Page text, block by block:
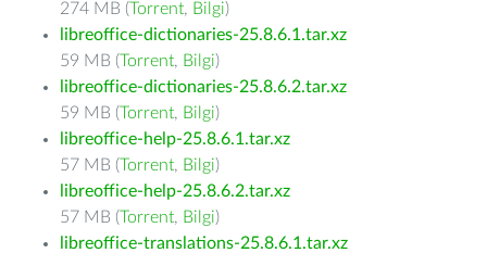
274 MB (Torrent, Bilgi)
libreoffice-dictionaries-25.8.6.1.tar.xz
59 MB (Torrent, Bilgi)
libreoffice-dictionaries-25.8.6.2.tar.xz
59 MB (Torrent, Bilgi)
libreoffice-help-25.8.6.1.tar.xz
57 MB (Torrent, Bilgi)
libreoffice-help-25.8.6.2.tar.xz
57 MB (Torrent, Bilgi)
libreoffice-translations-25.8.6.1.tar.xz